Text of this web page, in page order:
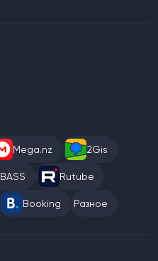
Mega.nz 2Gis
BASS Rutube
Booking Разное